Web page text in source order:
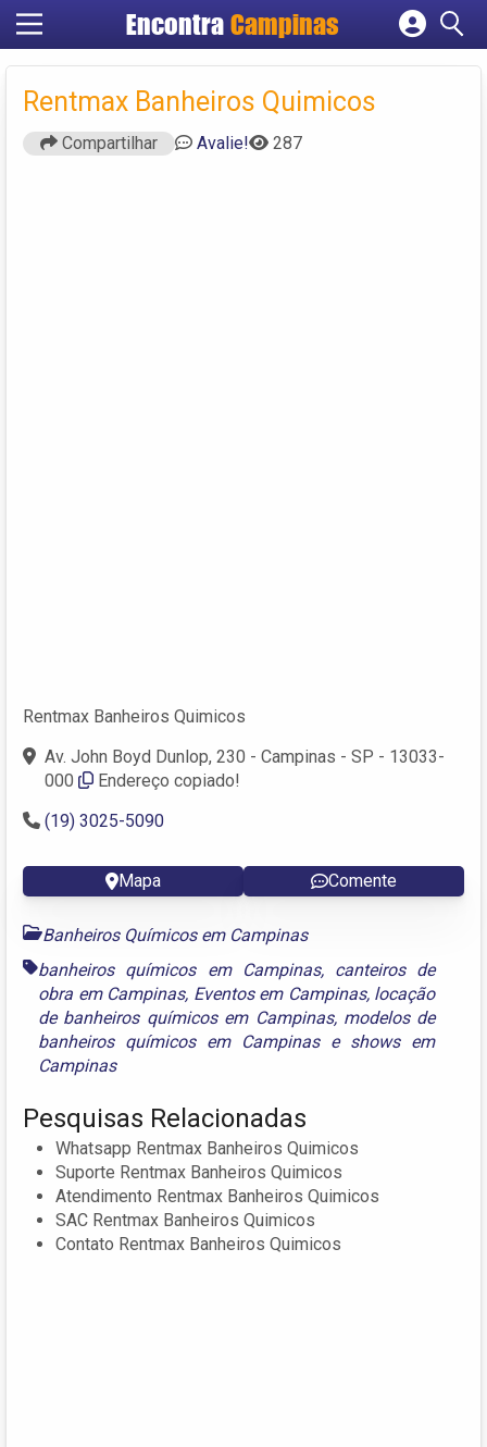
Encontra Campinas
Cadastrar empresa
Criar conta
Rentmax Banheiros Quimicos
Compartilhar Avalie! 287
Rentmax Banheiros Quimicos
Av. John Boyd Dunlop, 230 - Campinas - SP - 13033-
000
Endereço copiado!
(19) 3025-5090
Mapa Comente
Banheiros Químicos em Campinas
banheiros químicos em Campinas, canteiros de
obra em Campinas, Eventos em Campinas, locação
de banheiros químicos em Campinas, modelos de
banheiros químicos em Campinase shows em
Campinas
Pesquisas Relacionadas
Whatsapp Rentmax Banheiros Quimicos
Suporte Rentmax Banheiros Quimicos
Atendimento Rentmax Banheiros Quimicos
SAC Rentmax Banheiros Quimicos
Contato Rentmax Banheiros Quimicos